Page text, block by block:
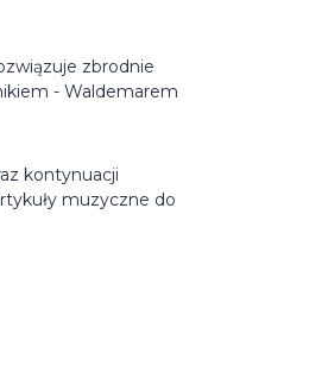
zbrodnie
- Waldemarem
kontynuacji
muzyczne do